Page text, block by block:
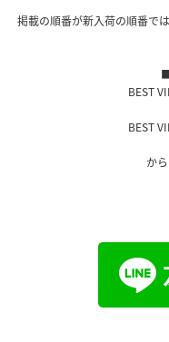
掲載の順番が新入荷の順番で
BEST
BEST
か